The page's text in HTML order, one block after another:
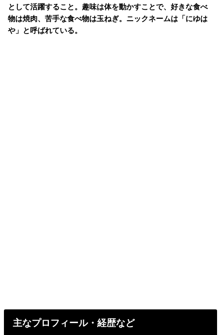
として活躍すること。趣味は体を動かすことで、好きな食べ
物は焼肉、苦手な食べ物は玉ねぎ。ニックネームは「にゆは
や」と呼ばれている。
主なプロフィール・経歴など